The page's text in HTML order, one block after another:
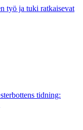
työ ja tuki ratkaisevat
tidning: